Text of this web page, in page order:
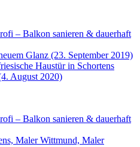
– Balkon sanieren & dauerhaft
Glanz (23. September 2019)
Haustür in Schortens
August 2020)
– Balkon sanieren & dauerhaft
Maler Wittmund, Maler